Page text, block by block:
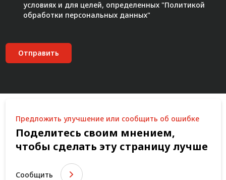
условиях и для целей, определенных "Политикой
обработки персональных данных"
Отправить
Предложить улучшение или сообщить об ошибке
Поделитесь своим мнением,
чтобы сделать эту страницу лучше
Сообщить